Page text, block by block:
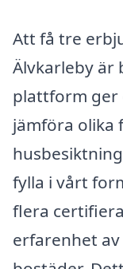
Att få tre
Älvkarleby är
plattform ger
jämföra olika
fylla i vårt
flera
erfarenhet